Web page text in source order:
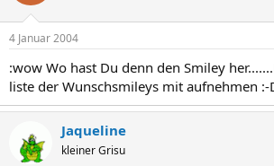
4 Januar 2004
:wow Wo hast Du denn den Smiley
liste der Wunschsmileys mit aufnehmen :-
Jaqueline
kleiner Grisu